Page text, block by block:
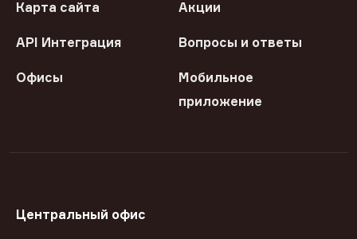
Карта сайта Акции
API Интеграция Вопросы и ответы
Офисы
Мобильное
приложение
Центральный офис